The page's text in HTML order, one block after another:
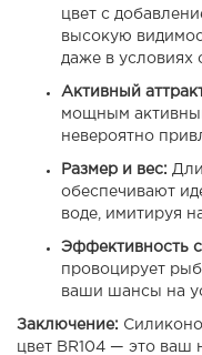
цвет с
высокую
даже в условиях
Активный
мощным
невероятно
Размер и вес:
обеспечивают
воде, имитируя
Эффективность
провоцирует
ваши шансы на
Заключение:
цвет BR104 — это ваш